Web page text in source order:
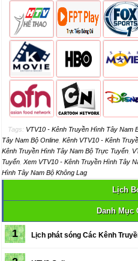
Tags: VTV10 - Kênh Truyền Hình Tây Nam
Tây Nam Bộ Online Kênh VTV10 - Kênh
Kênh Truyền Hình Tây Nam Bộ Trực Tuyến
Tuyến Xem VTV10 - Kênh Truyền Hình Tây
Hình Tây Nam Bộ Không Lag
Lịch
Danh Mục
1 Lịch phát sóng Các Kênh